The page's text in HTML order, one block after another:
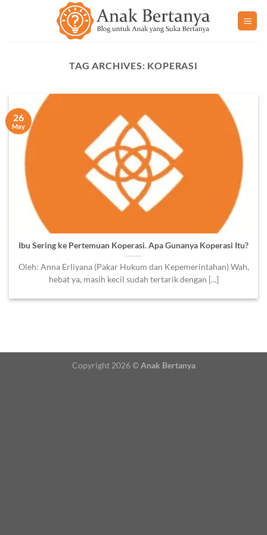
TAG ARCHIVES: KOPERASI
Ibu Sering ke Pertemuan Koperasi. Apa Gunanya Koperasi Itu?
Oleh: Anna Erliyana (Pakar Hukum dan Kepemerintahan) Wah,
hebat ya, masih kecil sudah tertarik dengan [...]
26
May
Copyright 2026 ©Anak Bertanya